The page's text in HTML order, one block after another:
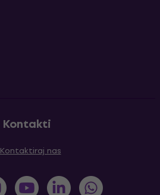
Kontakti
Kontaktiraj nas